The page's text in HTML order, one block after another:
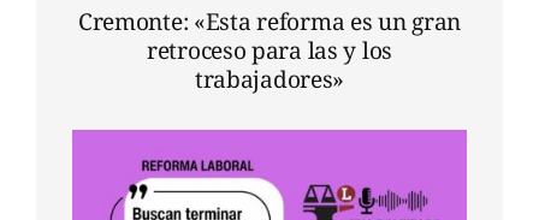
Cremonte: «Esta reforma es un gran
retroceso para las y los
trabajadores»